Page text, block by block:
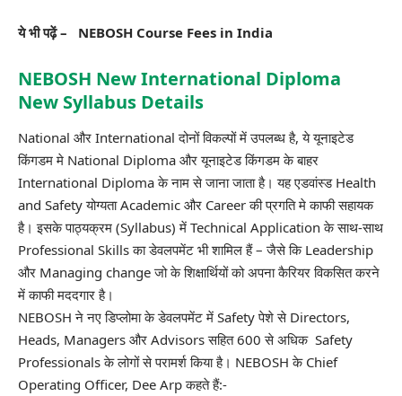
ये भी पढ़ें – NEBOSH Course Fees in India
NEBOSH New International Diploma
New Syllabus Details
National और International दोनों विकल्पों में उपलब्ध है, ये यूनाइटेड
किंगडम मे National Diploma और यूनाइटेड किंगडम के बाहर
International Diploma के नाम से जाना जाता है। यह एडवांस्ड Health
and Safety योग्यता Academic और Career की प्रगति मे काफी सहायक
है। इसके पाठ्यक्रम (Syllabus) में Technical Application के साथ-साथ
Professional Skills का डेवलपमेंट भी शामिल हैं – जैसे कि Leadership
और Managing change जो के शिक्षार्थियों को अपना कैरियर विकसित करने
में काफी मददगार है।
NEBOSH ने नए डिप्लोमा के डेवलपमेंट में Safety पेशे से Directors,
Heads, Managers और Advisors सहित 600 से अधिक Safety
Professionals के लोगों से परामर्श किया है। NEBOSH के Chief
Operating Officer, Dee Arp कहते हैं:-